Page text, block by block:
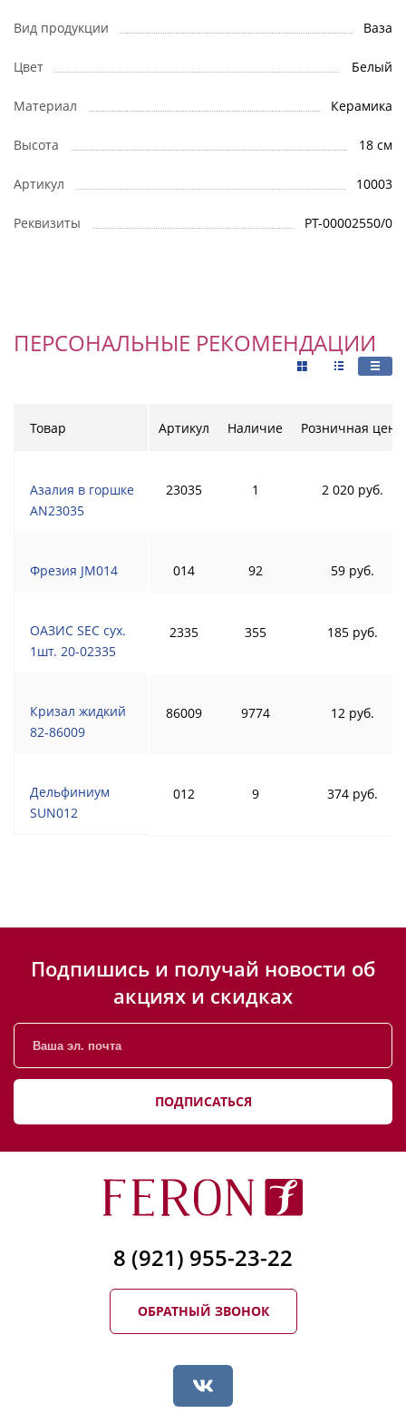
Вид продукции Ваза
Цвет Белый
Материал Керамика
Высота 18 см
Артикул 10003
Реквизиты РТ-00002550/0
ПЕРСОНАЛЬНЫЕ РЕКОМЕНДАЦИИ
Товар
Азалия в горшке
AN23035
Фрезия JM014
ОАЗИС SEC сух.
1шт. 20-02335
Кризал жидкий
82-86009
Дельфиниум
SUN012
Артикул Наличие Розничная цена
23035 1 2 020 руб.
014 92 59 руб.
2335 355 185 руб.
86009 9774 12 руб.
012 9 374 руб.
Подпишись и получай новости об
акциях и скидках
ПОДПИСАТЬСЯ
8 (921) 955-23-22
ОБРАТНЫЙ ЗВОНОК